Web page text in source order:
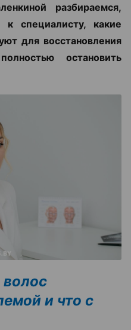
разбираемся,
к специалисту, какие
для восстановления
остановить
и что с